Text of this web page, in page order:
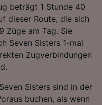
beträgt 1 Stunde 40
dieser Route, die sich
Züge am Tag. Sie
Seven Sisters 1-mal
Zugverbindungen
Sisters sind in der
buchen, als wenn